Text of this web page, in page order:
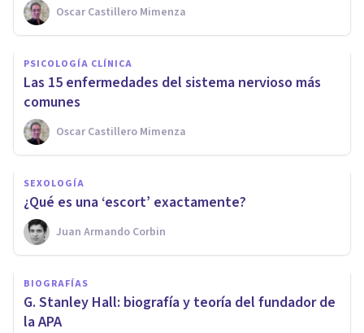
Oscar Castillero Mimenza
PSICOLOGÍA CLÍNICA
​Las 15 enfermedades del sistema nervioso más
comunes
Oscar Castillero Mimenza
SEXOLOGÍA
¿Qué es una ‘escort’ exactamente?
Juan Armando Corbin
BIOGRAFÍAS
G. Stanley Hall: biografía y teoría del fundador de
la APA